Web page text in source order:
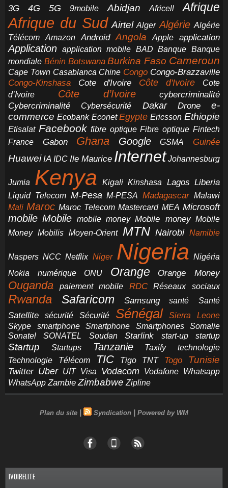
3G 4G 5G 9mobile Abidjan Africell Afrique
Afrique du Sud Airtel Alger Algérie Algérie
Télécom
Amazon Android Angola Apple application
Application application mobile BAD Banque Banque
mondiale Bénin Botswana Burkina Faso Cameroun
Cape Town Casablanca Chine Congo Congo-Brazzaville
Congo-Kinshasa Cote d'Ivoire Côte d'Ivoire
Cote
d’Ivoire
Côte d’Ivoire
cybercriminalité
Cybercriminalité
Cybersécurité Dakar Drone
e-
commerce Ecobank Econet Egypte Ericsson Ethiopie
Etisalat Facebook fibre optique Fibre optique Fintech
France
Gabon Ghana Google GSMA Guinée
Huawei IA IDC Ile Maurice Internet Johannesburg
Jumia Kenya Kigali Kinshasa Lagos Liberia
Liquid Telecom M-Pesa M-PESA Madagascar Malawi
Mali Maroc Maroc Telecom Mastercard MEA Microsoft
mobile Mobile mobile money Mobile money Mobile
Money Mobilis Moyen-Orient MTN Nairobi Namibie
Naspers NCC Netflix Niger Nigeria Nigéria
Nokia
numérique ONU Orange Orange Money
Ouganda paiement mobile RDC Réseaux sociaux
Rwanda Safaricom Samsung santé Santé
Satellite sécurité Sécurité Sénégal
Sierra Leone
Skype
smartphone Smartphone Smartphones
Somalie
Sonatel
SONATEL Soudan Starlink start-up startup
Startup Startups Tanzanie Taxify
technologie
Technologie
Télécom TIC Tigo TNT Togo Tunisie
Twitter Uber UIT Visa Vodacom Vodafone Whatsapp
WhatsApp Zambie Zimbabwe Zipline
Plan du site | Syndication | Powered by WM
IVOIRELITE